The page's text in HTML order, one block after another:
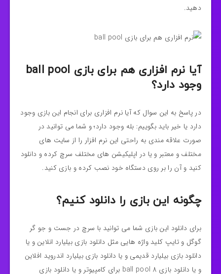
دهید.
آیا نرم افزاری هم برای بازی ball pool
وجود دارد؟
در پاسخ به این سوال که آیا نرم افزاری برای انجام این بازی وجود
دارد یا خیر باید بگوییم: بله وجود دارد؛ و شما می توانید در
صورت علاقه مندی به راحتی این نرم افزار را از سایت های
مختلف و معتبر و یا در اپلیکیشن های مختلف سرچ کرده و دانلود
کنید و آن را بر روی دستگاه خود نصب کرده و بازی کنید.
چگونه این بازی را دانلود کنیم؟
برای دانلود این بازی شما می توانید با سرچ در جست و جو گر
گوگل و تایپ کلید واژه هایی مثل دانلود بازی بیلیارد انلاین و یا
دانلود بازی بیلیارد قدیمی و یا دانلود بازی بیلیارد اندروید افلاین
و یا دانلود بازی 8 ball pool برای کامپیوتر و یا دانلود بازی